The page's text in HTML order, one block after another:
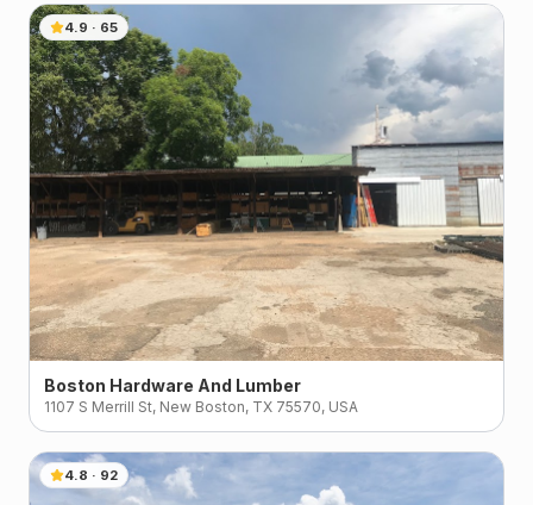
4.9 · 65
Boston Hardware And Lumber
1107 S Merrill St, New Boston, TX 75570, USA
4.8 · 92